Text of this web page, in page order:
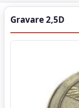
Gravare 2,5D